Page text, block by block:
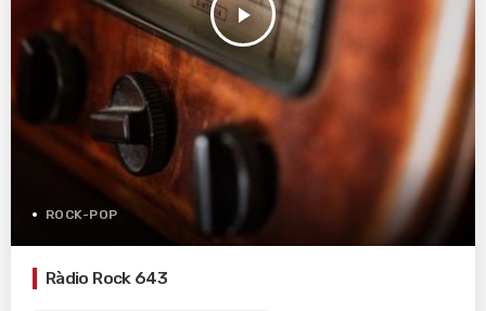
play_arrow
ROCK-POP
Ràdio Rock 643